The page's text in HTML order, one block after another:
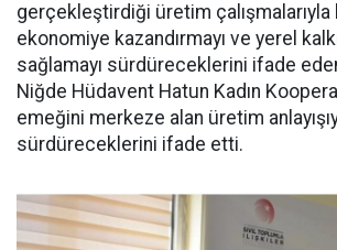
gerçekleştirdiği üretim çalışmalarıyla
ekonomiye kazandırmayı ve yerel
sağlamayı sürdüreceklerini ifade
Niğde Hüdavent Hatun Kadın
emeğini merkeze alan üretim
sürdüreceklerini ifade etti.